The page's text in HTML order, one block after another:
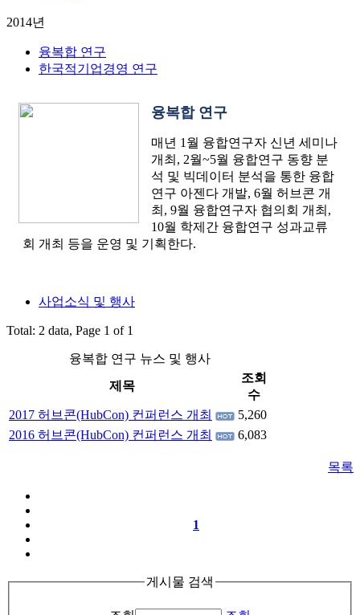
2014년
융복합 연구
한국적기업경영 연구
융복합 연구
매년 1월 융합연구자 신년 세미나
개최, 2월~5월 융합연구 동향 분
석 및 빅데이터 분석을 통한 융합
연구 아젠다 개발, 6월 허브콘 개
최, 9월 융합연구자 협의회 개최,
10월 학제간 융합연구 성과교류
회 개최 등을 운영 및 기획한다.
사업소식 및 행사
Total: 2 data, Page 1 of 1
융복합 연구 뉴스 및 행사
제목
조회
수
2017 허브콘(HubCon) 컨퍼런스 개최
5,260
2016 허브콘(HubCon) 컨퍼런스 개최
6,083
목록
1
게시물 검색